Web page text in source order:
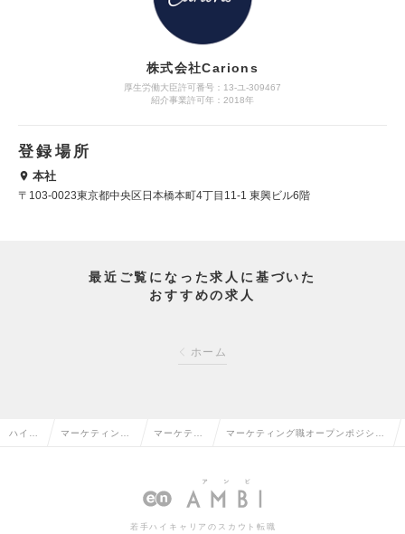
株式会社Carions
厚生労働大臣許可番号：13-ユ‐309467
紹介事業許可年：2018年
登録場所
本社
〒103-0023東京都中央区日本橋本町4丁目11-1 東興ビル6階
最近ご覧になった求人に基づいた
おすすめの求人
ホーム
ハイク マーケティン マーケティ
企画の転職
マーケティング職オープンポジショ
6年連続受賞企業】の求人情報
若手ハイキャリアのスカウト転職